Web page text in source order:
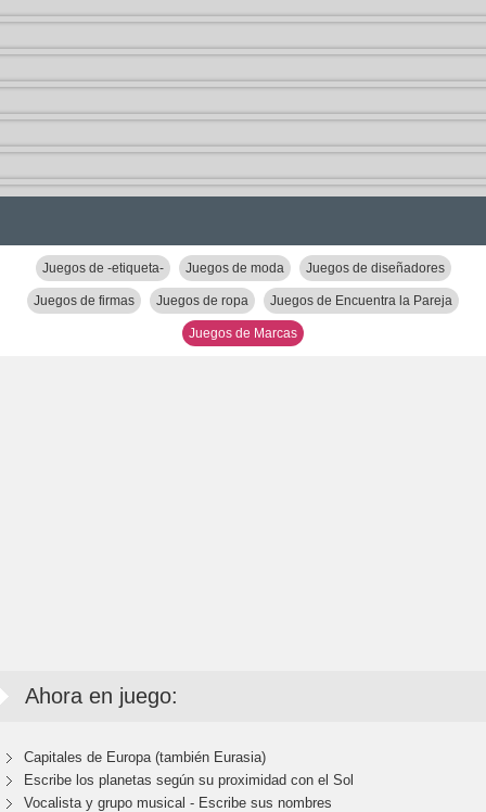
Juegos de -etiqueta- Juegos de moda Juegos de diseñadores
Juegos de firmas Juegos de ropa Juegos de Encuentra la Pareja
Juegos de Marcas
Ahora en juego:
Capitales de Europa (también Eurasia)
Escribe los planetas según su proximidad con el Sol
Vocalista y grupo musical - Escribe sus nombres